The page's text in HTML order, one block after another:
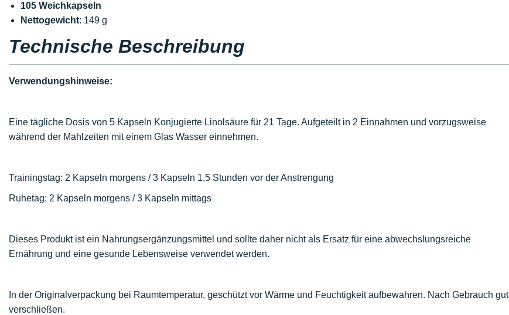
105 Weichkapseln
Nettogewicht: 149 g
Technische Beschreibung
Verwendungshinweise:
Eine tägliche Dosis von 5 Kapseln Konjugierte Linolsäure für 21 Tage. Aufgeteilt in 2 Einnahmen und vorzugsweise
während der Mahlzeiten mit einem Glas Wasser einnehmen.
Trainingstag: 2 Kapseln morgens / 3 Kapseln 1,5 Stunden vor der Anstrengung
Ruhetag: 2 Kapseln morgens / 3 Kapseln mittags
Dieses Produkt ist ein Nahrungsergänzungsmittel und sollte daher nicht als Ersatz für eine abwechslungsreiche
Ernährung und eine gesunde Lebensweise verwendet werden.
In der Originalverpackung bei Raumtemperatur, geschützt vor Wärme und Feuchtigkeit aufbewahren. Nach Gebrauch gut
verschließen.